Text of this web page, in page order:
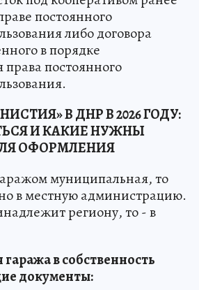
постоянного
либо договора
в порядке
постоянного
В ДНР В 2026 ГОДУ:
И КАКИЕ НУЖНЫ
ОФОРМЛЕНИЯ
муниципальная, то
в местную администрацию.
региону, то - в
в собственность
документы: